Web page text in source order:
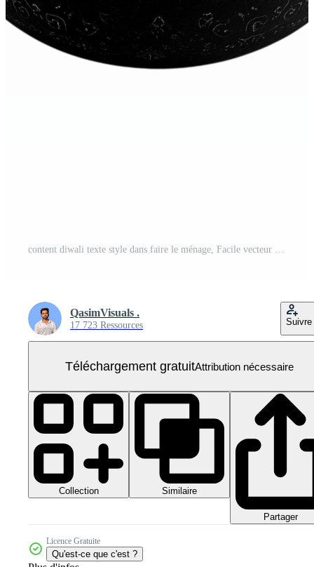
content diwali texte style dans faire le ménage, Facile vecteur conception avec noir 3d le rendu pour de fête salutations PNG Gratuit
QasimVisuals .
17 723 Ressources Suivre
Téléchargement gratuitAttribution nécessaire
Collection Similaire
Partager
Licence Gratuite
Qu'est-ce que c'est ?